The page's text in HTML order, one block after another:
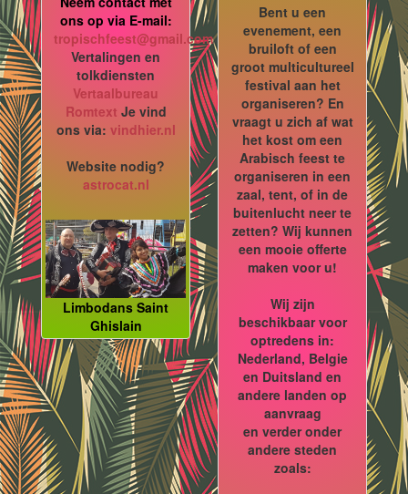
ons op via E-mail:
tropischfeest@gmail.com
Vertalingen en
tolkdiensten
Vertaalbureau
Romtext Je vind
ons via: vindhier.nl
Website nodig?
astrocat.nl
Limbodans Saint
Ghislain
Bent u een
evenement, een
bruiloft of een
groot multicultureel
festival aan het
organiseren? En
vraagt u zich af wat
het kost om een
Arabisch feest te
organiseren in een
zaal, tent, of in de
buitenlucht neer te
zetten? Wij kunnen
een mooie offerte
maken voor u!
Wij zijn
beschikbaar voor
optredens in:
Nederland, Belgie
en Duitsland en
andere landen op
aanvraag
en verder onder
andere steden
zoals: